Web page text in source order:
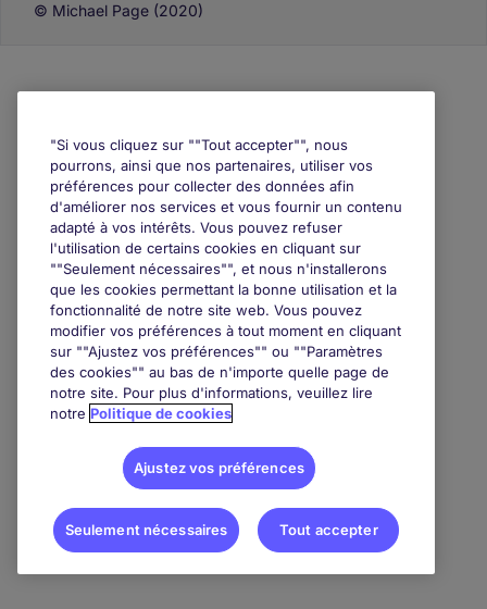
© Michael Page (2020)
"Si vous cliquez sur ""Tout accepter"", nous
pourrons, ainsi que nos partenaires, utiliser vos
préférences pour collecter des données afin
d'améliorer nos services et vous fournir un contenu
adapté à vos intérêts. Vous pouvez refuser
l'utilisation de certains cookies en cliquant sur
""Seulement nécessaires"", et nous n'installerons
que les cookies permettant la bonne utilisation et la
fonctionnalité de notre site web. Vous pouvez
modifier vos préférences à tout moment en cliquant
sur ""Ajustez vos préférences"" ou ""Paramètres
des cookies"" au bas de n'importe quelle page de
notre site. Pour plus d'informations, veuillez lire
notre Politique de cookies
Ajustez vos préférences
Seulement nécessaires Tout accepter